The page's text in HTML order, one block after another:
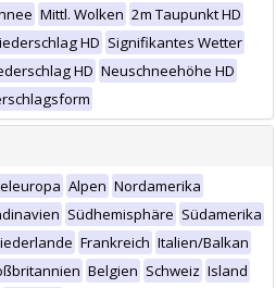
Mittl. Wolken 2m Taupunkt HD
HD Signifikantes Wetter
HD Neuschneehöhe HD
Alpen Nordamerika
Südhemisphäre Südamerika
Frankreich Italien/Balkan
Belgien Schweiz Island